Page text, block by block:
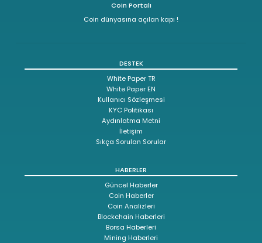
Coin Portalı
Coin dünyasına açılan kapı !
DESTEK
White Paper TR
White Paper EN
Kullanıcı Sözleşmesi
KYC Politikası
Aydınlatma Metni
İletişim
Sıkça Sorulan Sorular
HABERLER
Güncel Haberler
Coin Haberler
Coin Analizleri
Blockchain Haberleri
Borsa Haberleri
Mining Haberleri